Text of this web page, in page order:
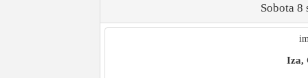
Sobota
Iza,